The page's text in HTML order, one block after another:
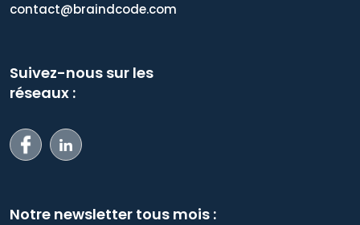
contact@braindcode.com
Suivez-nous sur les
réseaux :
Notre newsletter tous mois :